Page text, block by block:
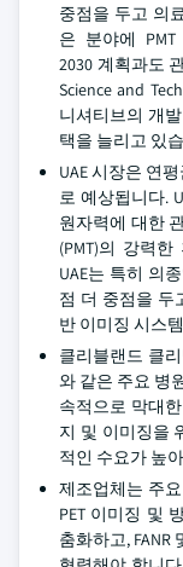
중점을 두고 의
은 분야에
2030 계획과도
Science and
니셔티브의 개
택을 늘리고 있
UAE 시장은 연
로 예상됩니다.
원자력에 대한
(PMT)의 강력
UAE는 특히 의
점 더 중점을 두
반 이미징 시스
클리블랜드 클
와 같은 주요 병
속적으로 막대
지 및 이미징을
적인 수요가 높
제조업체는 주
PET 이미징 및
춤화하고,